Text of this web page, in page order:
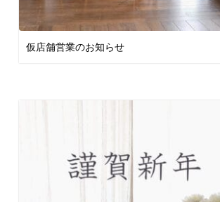
仮店舗営業のお知らせ